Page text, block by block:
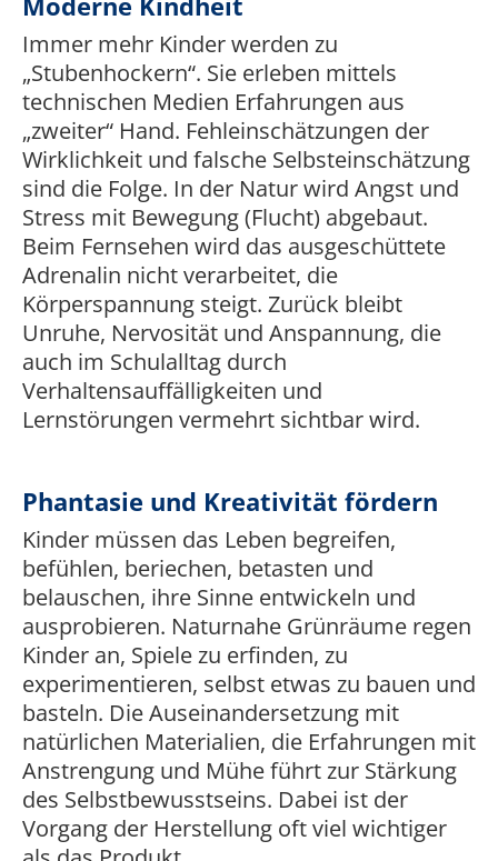
Immer mehr Kinder werden zu
„Stubenhockern“. Sie erleben mittels
technischen Medien Erfahrungen aus
„zweiter“ Hand. Fehleinschätzungen der
Wirklichkeit und falsche Selbsteinschätzung
sind die Folge. In der Natur wird Angst und
Stress mit Bewegung (Flucht) abgebaut.
Beim Fernsehen wird das ausgeschüttete
Adrenalin nicht verarbeitet, die
Körperspannung steigt. Zurück bleibt
Unruhe, Nervosität und Anspannung, die
auch im Schulalltag durch
Verhaltensauffälligkeiten und
Lernstörungen vermehrt sichtbar wird.
Phantasie und Kreativität fördern
Kinder müssen das Leben begreifen,
befühlen, beriechen, betasten und
belauschen, ihre Sinne entwickeln und
ausprobieren. Naturnahe Grünräume regen
Kinder an, Spiele zu erfinden, zu
experimentieren, selbst etwas zu bauen und
basteln. Die Auseinandersetzung mit
natürlichen Materialien, die Erfahrungen mit
Anstrengung und Mühe führt zur Stärkung
des Selbstbewusstseins. Dabei ist der
Vorgang der Herstellung oft viel wichtiger